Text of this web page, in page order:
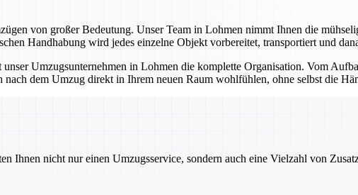
von großer Bedeutung. Unser Team in Lohmen nimmt Ihnen die
Handhabung wird jedes einzelne Objekt vorbereitet, transportiert und
Umzugsunternehmen in Lohmen die komplette Organisation. Vom
dem Umzug direkt in Ihrem neuen Raum wohlfühlen, ohne selbst die
Ihnen nicht nur einen Umzugsservice, sondern auch eine Vielzahl von